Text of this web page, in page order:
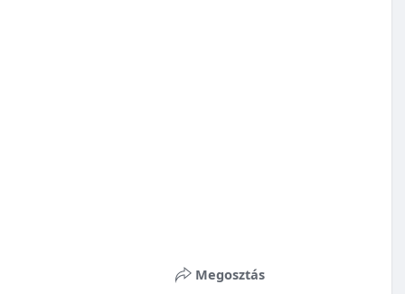
Megosztás